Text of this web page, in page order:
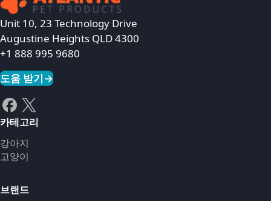
Unit 10, 23 Technology Drive
Augustine Heights QLD 4300
+1 888 995 9680
도움 받기→
카테고리
강아지
고양이
브랜드